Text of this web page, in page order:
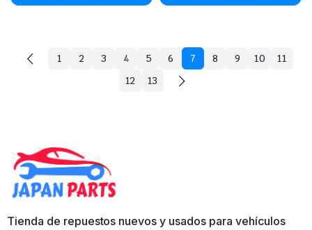
1 2 3 4 5 6 7 8 9 10
11
12
13
Tienda de repuestos nuevos y usados para vehículos